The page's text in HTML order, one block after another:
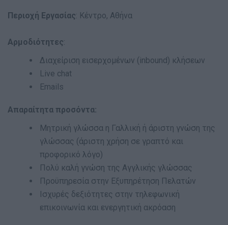
Περιοχή Εργασίας: Κέντρο, Αθήνα
Αρμοδιότητες:
Διαχείριση εισερχομένων (inbound) κλήσεων
Live chat
Emails
Απαραίτητα προσόντα:
Μητρική γλώσσα η Γαλλική ή άριστη γνώση της
γλώσσας (άριστη χρήση σε γραπτό και
προφορικό λόγο)
Πολύ καλή γνώση της Αγγλικής γλώσσας
Προϋπηρεσία στην Εξυπηρέτηση Πελατών
Ισχυρές δεξιότητες στην τηλεφωνική
επικοινωνία και ενεργητική ακρόαση